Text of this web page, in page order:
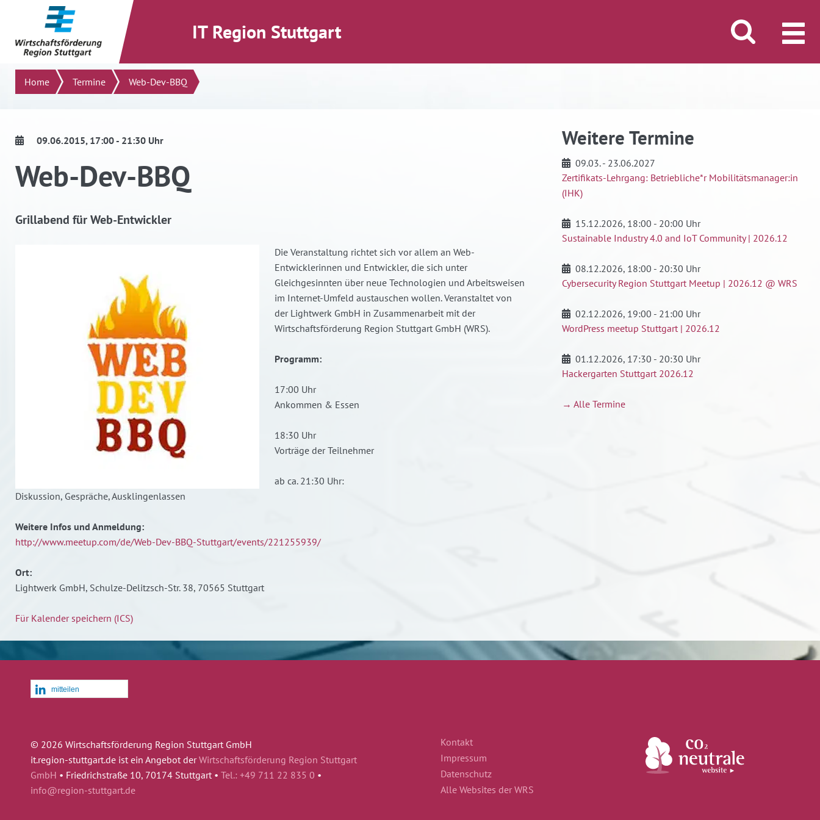
direkt zum Inhalt dieser Seite
direkt zum Menü springen
IT Region Stuttgart Suche öffnen/
Suchen
Home Termine Web-Dev-BBQ
09.06.2015, 17:00 - 21:30 Uhr
Web-Dev-BBQ
Grillabend für Web-Entwickler
Die Veranstaltung richtet sich vor allem an Web-
Entwicklerinnen und Entwickler, die sich unter
Gleichgesinnten über neue Technologien und Arbeitsweisen
im Internet-Umfeld austauschen wollen. Veranstaltet von
der Lightwerk GmbH in Zusammenarbeit mit der
Wirtschaftsförderung Region Stuttgart GmbH (WRS).
Programm:
17:00 Uhr
Ankommen & Essen
18:30 Uhr
Vorträge der Teilnehmer
ab ca. 21:30 Uhr:
Diskussion, Gespräche, Ausklingenlassen
Weitere Infos und Anmeldung:
http://www.meetup.com/de/Web-Dev-BBQ-Stuttgart/events/221255939/
Ort:
Lightwerk GmbH, Schulze-Delitzsch-Str. 38, 70565 Stuttgart
Für Kalender speichern (ICS)
Weitere Termine
09.03. - 23.06.2027
Zertifikats-Lehrgang: Betriebliche*r Mobilitätsmanager:in
(IHK)
15.12.2026, 18:00 - 20:00 Uhr
Sustainable Industry 4.0 and IoT Community | 2026.12
08.12.2026, 18:00 - 20:30 Uhr
Cybersecurity Region Stuttgart Meetup | 2026.12 @ WRS
02.12.2026, 19:00 - 21:00 Uhr
WordPress meetup Stuttgart | 2026.12
01.12.2026, 17:30 - 20:30 Uhr
Hackergarten Stuttgart 2026.12
→ Alle Termine
mitteilen
© 2026 Wirtschaftsförderung Region Stuttgart GmbH
it.region-stuttgart.de ist ein Angebot derWirtschaftsförderung Region Stuttgart
GmbH • Friedrichstraße 10, 70174 Stuttgart • Tel.: +49 711 22 835 0 •
info@region-stuttgart.de
Kontakt
Impressum
Datenschutz
Alle Websites der WRS